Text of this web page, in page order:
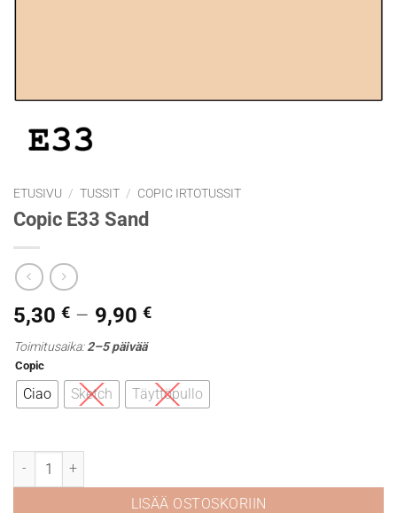
ETUSIVU / TUSSIT / COPIC IRTOTUSSIT
Copic E33 Sand
5,30 € – 9,90 €Hintaluokka:
9,90 €
Toimitusaika:2–5 päivää
Copic
Ciao Sketch Täyttöpullo
Copic E33 Sand määrä
LISÄÄ OSTOSKORIIN